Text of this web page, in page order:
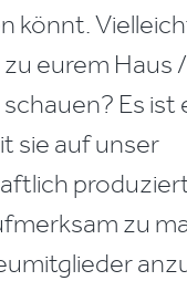
könnt.
eurem Haus
Es ist
sie auf unser
zu